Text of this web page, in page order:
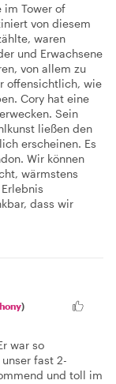
im Tower of
von diesem
waren
und Erwachsene
von allem zu
offensichtlich, wie
Cory hat eine
Sein
ließen den
erscheinen. Es
Wir können
wärmstens
dass wir
)
war so
fast 2-
und toll im